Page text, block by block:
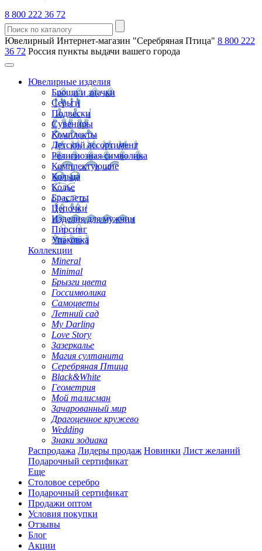
8 800 222 36 72
Ювелирный Интернет-магазин "Серебряная Птица" 8 800 222
36 72 Россия пункты выдачи вашего города
Ювелирные изделия
Броши и значки
Серьги
Подвески
Сувениры
Комплекты
Детский ассортимент
Религиозная символика
Комплектующие
Кольца
Колье
Браслеты
Цепочки
Изделия для мужчин
Пирсинг
Упаковка
Коллекции
Mineral
Minimal
Брызги цвета
Госсимволика
Самоцветы
Летний сад
My Darling
Love Story
Зазеркалье
Магия султанита
Серебряная Птица
Black&White
Геометрия
Мой талисман
Зачарованный мир
Драгоценное кружево
Wedding
Знаки зодиака
Распродажа Лидеры продаж Новинки Лист желаний
Подарочный сертификат
Еще
Столовое серебро
Подарочный сертификат
Продажи оптом
Условия покупки
Отзывы
Блог
Акции